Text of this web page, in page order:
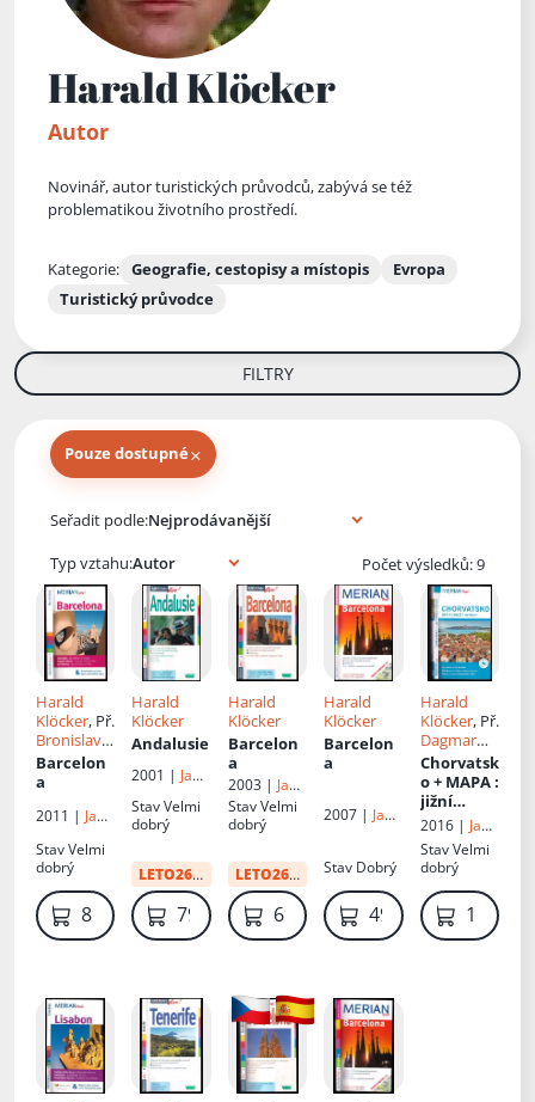
Harald Klöcker
Autor
Novinář, autor turistických průvodců, zabývá se též
problematikou životního prostředí.
Kategorie: Geografie, cestopisy a místopis
Evropa
Turistický průvodce
FILTRY
Pouze dostupné×
Seřadit podle:
Typ vztahu:
Počet výsledků: 9
Harald
Klöcker, Př.
Bronislava
Sochorová
Barcelon
a
2011 | Jan
StavVelmi
dobrý
89 Kč
Harald
Klöcker
Andalusie
2001 | Jan
StavVelmi
dobrý
LETO26
:55 Kč
79 Kč
Harald
Klöcker
Barcelon
a
2003 | Jan
Vašut
StavVelmi
dobrý
LETO26
:48 Kč
69 Kč
Harald
Klöcker
Barcelon
a
2007 | Jan
Stav Dobrý
49 Kč
Harald
Klöcker, Př.
Dagmar
Burešová
Chorvatsk
o + MAPA:
jižní
pobřeží a
ostrovy
2016 | Jan
Vašut
StavVelmi
dobrý
169 Kč